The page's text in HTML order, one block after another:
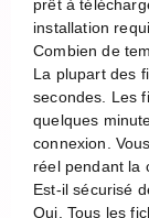
prêt à
installation
Combien de
La plupart des
secondes. Les
quelques
connexion.
réel pendant la
Est-il sécurisé
Oui. Tous les